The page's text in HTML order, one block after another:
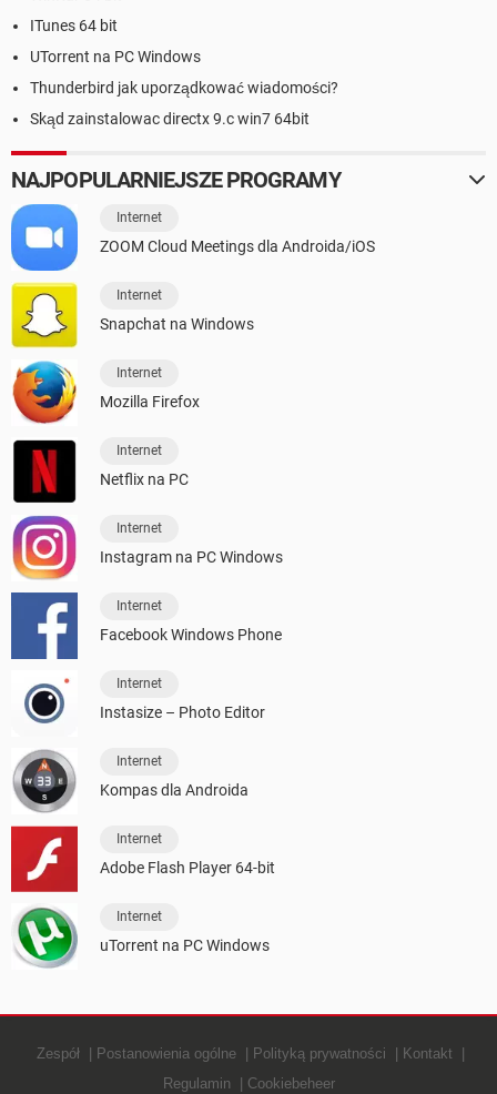
ITunes 64 bit
UTorrent na PC Windows
Thunderbird jak uporządkować wiadomości?
Skąd zainstalowac directx 9.c win7 64bit
NAJPOPULARNIEJSZE PROGRAMY
Internet
ZOOM Cloud Meetings dla Androida/iOS
Internet
Snapchat na Windows
Internet
Mozilla Firefox
Internet
Netflix na PC
Internet
Instagram na PC Windows
Internet
Facebook Windows Phone
Internet
Instasize – Photo Editor
Internet
Kompas dla Androida
Internet
Adobe Flash Player 64-bit
Internet
uTorrent na PC Windows
Zespół Postanowienia ogólne Polityką prywatności
Kontakt
Regulamin
Cookiebeheer